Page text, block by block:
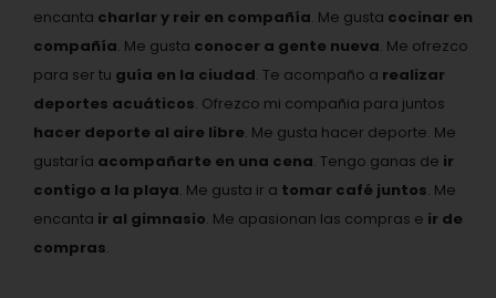
encanta charlar y reir en compañía. Me gusta cocinar en
compañía. Me gusta conocer a gente nueva. Me ofrezco
para ser tu guía en la ciudad. Te acompaño a realizar
deportes acuáticos. Ofrezco mi compañia para juntos
hacer deporte al aire libre. Me gusta hacer deporte. Me
gustaría acompañarte en una cena. Tengo ganas de ir
contigo a la playa. Me gusta ir a tomar café juntos. Me
encanta ir al gimnasio. Me apasionan las compras e ir de
compras.